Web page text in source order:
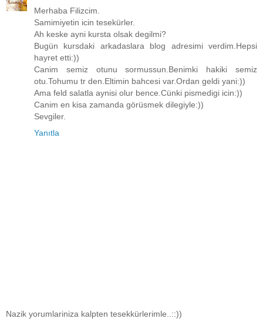
Merhaba Filizcim.
Samimiyetin icin tesekürler.
Ah keske ayni kursta olsak degilmi?
Bugün kursdaki arkadaslara blog adresimi verdim.Hepsi
hayret etti:))
Canim semiz otunu sormussun.Benimki hakiki semiz
otu.Tohumu tr den.Eltimin bahcesi var.Ordan geldi yani:))
Ama feld salatla aynisi olur bence.Cünki pismedigi icin:))
Canim en kisa zamanda görüsmek dilegiyle:))
Sevgiler.
Yanıtla
Nazik yorumlariniza kalpten tesekkürlerimle..::))